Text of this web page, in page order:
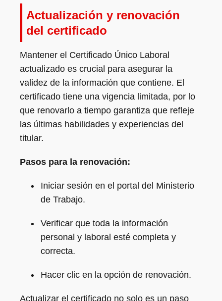
Actualización y renovación
del certificado
Mantener el Certificado Único Laboral
actualizado es crucial para asegurar la
validez de la información que contiene. El
certificado tiene una vigencia limitada, por lo
que renovarlo a tiempo garantiza que refleje
las últimas habilidades y experiencias del
titular.
Pasos para la renovación:
Iniciar sesión en el portal del Ministerio
de Trabajo.
Verificar que toda la información
personal y laboral esté completa y
correcta.
Hacer clic en la opción de renovación.
Actualizar el certificado no solo es un paso